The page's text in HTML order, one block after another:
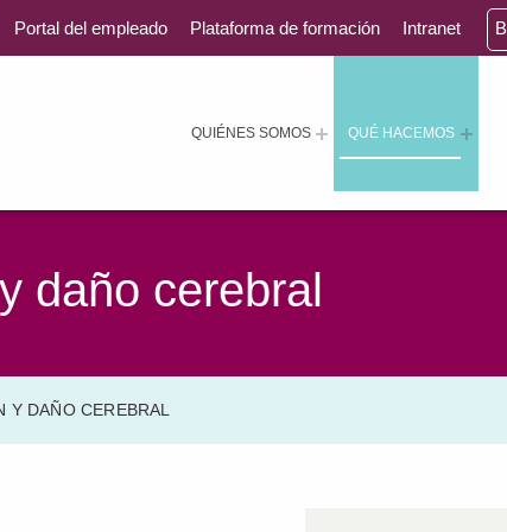
QUIÉNES SOMOS QUÉ HACEMOS
Portal del empleado Plataforma de formación Intranet
daño cerebral
Y DAÑO CEREBRAL